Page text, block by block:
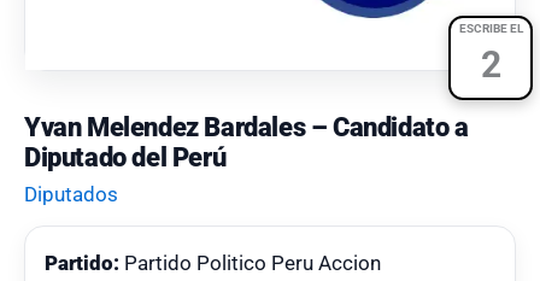
ESCRIBE EL
2
Yvan Melendez Bardales – Candidato a
Diputado del Perú
Diputados
Partido: Partido Politico Peru Accion